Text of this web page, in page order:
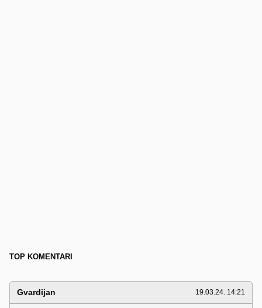
TOP KOMENTARI
Gvardijan 19.03.24. 14:21